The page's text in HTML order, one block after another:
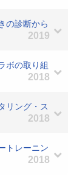
の診断から
2019
ボの取り組
2018
リング・ス
2018
トレーニン
2018